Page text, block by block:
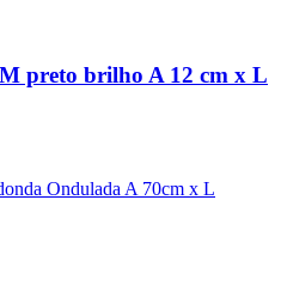
preto brilho A 12 cm x L